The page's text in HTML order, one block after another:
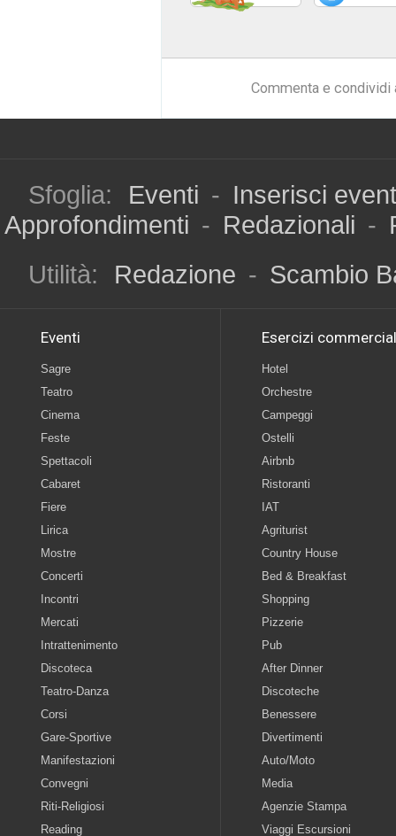
Commenta e
Sfoglia: Eventi - Inserisci
Approfondimenti - Redazionali -
Utilità:
Redazione - Scambio
Eventi
Sagre
Teatro
Cinema
Feste
Spettacoli
Cabaret
Fiere
Lirica
Mostre
Concerti
Incontri
Mercati
Intrattenimento
Discoteca
Teatro-Danza
Corsi
Gare-Sportive
Manifestazioni
Convegni
Riti-Religiosi
Reading
Esercizi
Hotel
Orchestre
Campeggi
Ostelli
Airbnb
Ristoranti
IAT
Agriturist
Country House
Bed & Breakfast
Shopping
Pizzerie
Pub
After Dinner
Discoteche
Benessere
Divertimenti
Auto/Moto
Media
Agenzie Stampa
Viaggi Escursioni